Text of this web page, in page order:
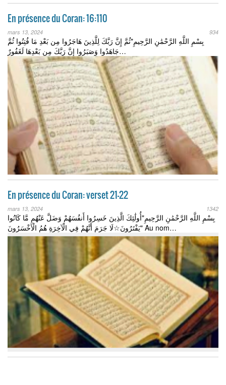
En présence du Coran: 16:110
mars 13, 2024 934
بِسْمِ اللَّهِ الرَّحْمَٰنِ الرَّحِيمِ"ثُمَّ إِنَّ رَبَّكَ لِلَّذِينَ هَاجَرُوا مِن بَعْدِ مَا فُتِنُوا ثُمَّ
جَاهَدُوا وَصَبَرُوا إِنَّ رَبَّكَ مِن بَعْدِهَا لَغَفُورٌ…
En présence du Coran: verset 21-22
mars 13, 2024 1342
بِسْمِ اللَّهِ الرَّحْمَٰنِ الرَّحِيمِ"أُولَٰئِكَ الَّذِينَ خَسِرُوا أَنفُسَهُمْ وَضَلَّ عَنْهُم مَّا كَانُوا
يَفْتَرُونَ☆لَا جَرَمَ أَنَّهُمْ فِي الْآخِرَةِ هُمُ الْأَخْسَرُونَ" Au nom…